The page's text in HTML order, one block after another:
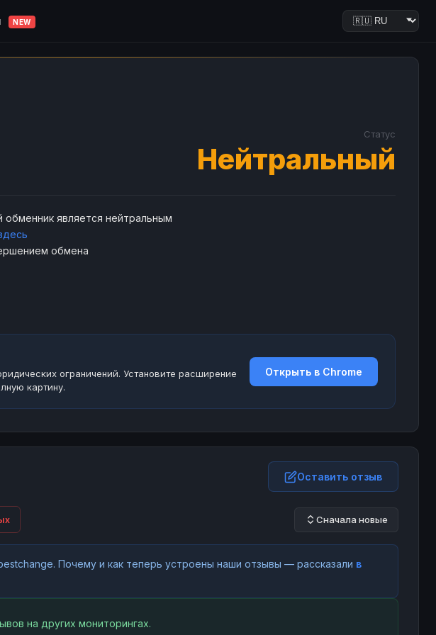
NEW
Статус
Нейтральный
обменник является нейтральным
обмена
ограничений. Установите расширение
картину.
Открыть в Chrome
Оставить отзыв
Сначала новые
Почему и как теперь устроены наши отзывы — рассказали в
на других мониторингах.